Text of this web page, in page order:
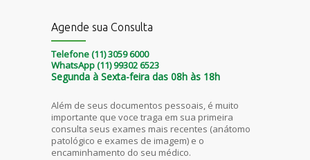
Agende sua Consulta
Telefone (11) 3059 6000
WhatsApp (11) 99302 6523
Segunda à Sexta-feira das 08h às 18h
Além de seus documentos pessoais, é muito
importante que voce traga em sua primeira
consulta seus exames mais recentes (anátomo
patológico e exames de imagem) e o
encaminhamento do seu médico.